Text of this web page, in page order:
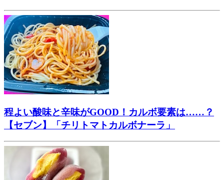
程よい酸味と辛味がGOOD！カルボ要素は……？
【セブン】「チリトマトカルボナーラ」